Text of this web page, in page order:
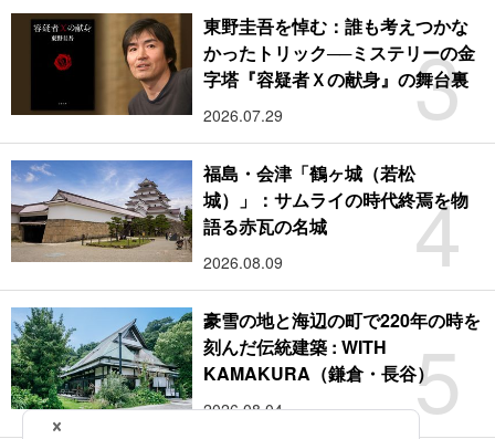
3
東野圭吾を悼む：誰も考えつかな
かったトリック──ミステリーの金
字塔『容疑者Ｘの献身』の舞台裏
2026.07.29
4
福島・会津「鶴ヶ城（若松
城）」：サムライの時代終焉を物
語る赤瓦の名城
2026.08.09
5
豪雪の地と海辺の町で220年の時を
刻んだ伝統建築 : WITH
KAMAKURA（鎌倉・長谷）
2026.08.04